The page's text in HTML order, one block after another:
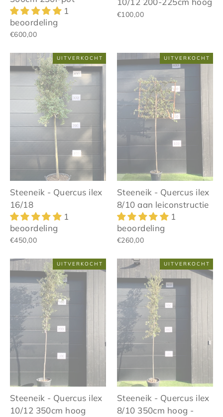
1
beoordeling
€600,00
€100,00
UITVERKOCHT
Steeneik - Quercus ilex
16/18
1
beoordeling
€450,00
UITVERKOCHT
Steeneik - Quercus ilex
8/10 aan leiconstructie
1
beoordeling
€260,00
UITVERKOCHT
Steeneik - Quercus ilex
10/12 350cm hoog
UITVERKOCHT
Steeneik - Quercus ilex
8/10 350cm hoog -